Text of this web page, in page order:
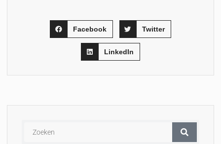
Facebook Twitter
LinkedIn